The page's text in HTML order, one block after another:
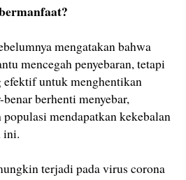
mengatakan bahwa
mencegah penyebaran, tetapi
efektif untuk menghentikan
berhenti menyebar,
mendapatkan kekebalan
ini.
terjadi pada virus corona